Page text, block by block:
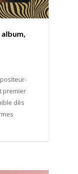
premier
dès